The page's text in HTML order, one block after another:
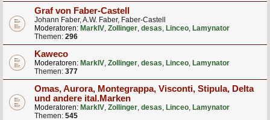
Graf von Faber-Castell
Johann Faber, A.W. Faber, Faber-Castell
Moderatoren: MarkIV, Zollinger, desas, Linceo, Lamynator
Themen: 296
Kaweco
Moderatoren: MarkIV, Zollinger, desas, Linceo, Lamynator
Themen: 377
Omas, Aurora, Montegrappa, Visconti, Stipula, Delta
und andere ital.Marken
Moderatoren: MarkIV, Zollinger, desas, Linceo, Lamynator
Themen: 545